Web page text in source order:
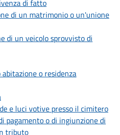
di fatto
di un matrimonio o un'unione
di un veicolo sprovvisto di
o residenza
e luci votive presso il cimitero
pagamento o di ingiunzione di
tributo